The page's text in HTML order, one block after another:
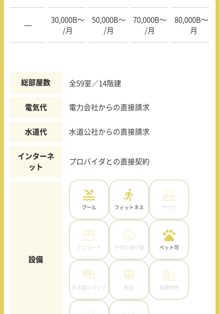
—
30,000B〜
/月
50,000B〜
/月
70,000B〜
/月
80,000B〜 /
月
総部屋数 全59室／14階建
電気代 電力会社からの直接請求
水道代 水道公社からの直接請求
インターネ
ット
プロバイダとの直接契約
設備
プール フィットネス サウナ
ミニマート 子供の遊び場 ペット可
日本語スタッフ 駅近 高層物件